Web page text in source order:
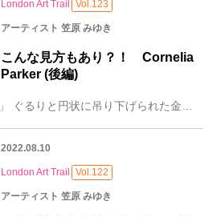
London Art Trail Vol.123
アーティスト 笠原 みゆき
こんな見方もあり？！ Cornelia
Parker (後編)
「Perpetual canon, 2004」 ぐるりと円状に吊り下げられた金管楽器は６0台。壁にはその影も映り込み、壮大なブラスバンドのよう。でもなんか変？ぶ
2022.08.10
London Art Trail Vol.122
アーティスト 笠原 みゆき